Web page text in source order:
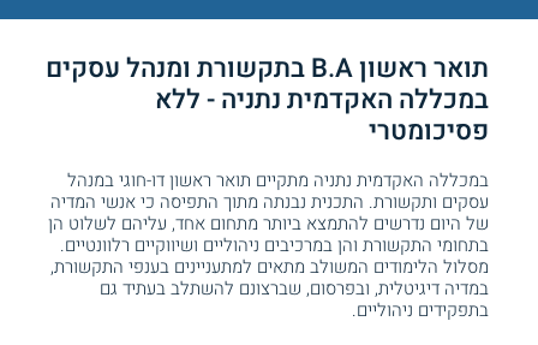
תואר ראשון B.A בתקשורת ומנהל עסקים
במכללה האקדמית נתניה - ללא
פסיכומטרי
במכללה האקדמית נתניה מתקיים תואר ראשון דו-חוגי במנהל
עסקים ותקשורת. התכנית נבנתה מתוך התפיסה כי אנשי המדיה
של היום נדרשים להתמצא ביותר מתחום אחד, עליהם לשלוט הן
בתחומי התקשורת והן במרכיבים ניהוליים ושיווקיים רלוונטיים.
מסלול הלימודים המשולב מתאים למתעניינים בענפי התקשורת,
במדיה דיגיטלית, ובפרסום, שברצונם להשתלב בעתיד גם
בתפקידים ניהוליים.